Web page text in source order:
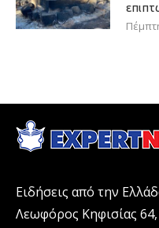
Ειδήσεις από την
Λεωφόρος Κηφισίας